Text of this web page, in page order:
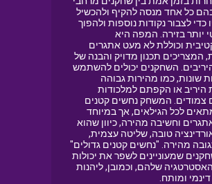
כל אחד מנסה להקיף ולהכשיל
כדי לצבור נקודות נוספות ולהפוך
יותר בזירה. המפה היא
וכוללת לא מעט אתגרים
המצריכים תכנון מדויק והבנה של
השחקנים יכולים להשתמש
שונות, כמו מהירות גבוהה
או הקפתם למלכודות
צמודים. המשחק נחשים קטנים
לכל הגילאים, אך במיוחד
וחשיבה מהירה, כיוון שהוא
טובה, שליטה עצמית,
מהירה. "נחשים קטנים גדולים"
שמעוניינים לשפר את יכולות
שלהם, וכמובן, ליהנות
ומותח.